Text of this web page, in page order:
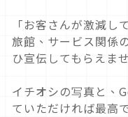
「お客さんが激減し
旅館、サービス関係
ひ宣伝してもらえま
イチオシの写真と、
ていただければ最高